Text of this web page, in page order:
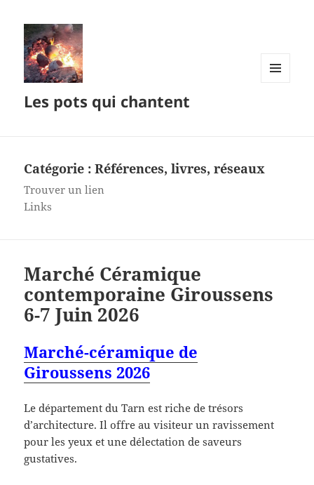
Les pots qui chantent
Catégorie :Références, livres, réseaux
Trouver un lien
Links
Marché Céramique
contemporaine Giroussens
6-7 Juin 2026
Marché-céramique de
Giroussens 2026
Le département du Tarn est riche de trésors
d’architecture. Il offre au visiteur un ravissement
pour les yeux et une délectation de saveurs
gustatives.